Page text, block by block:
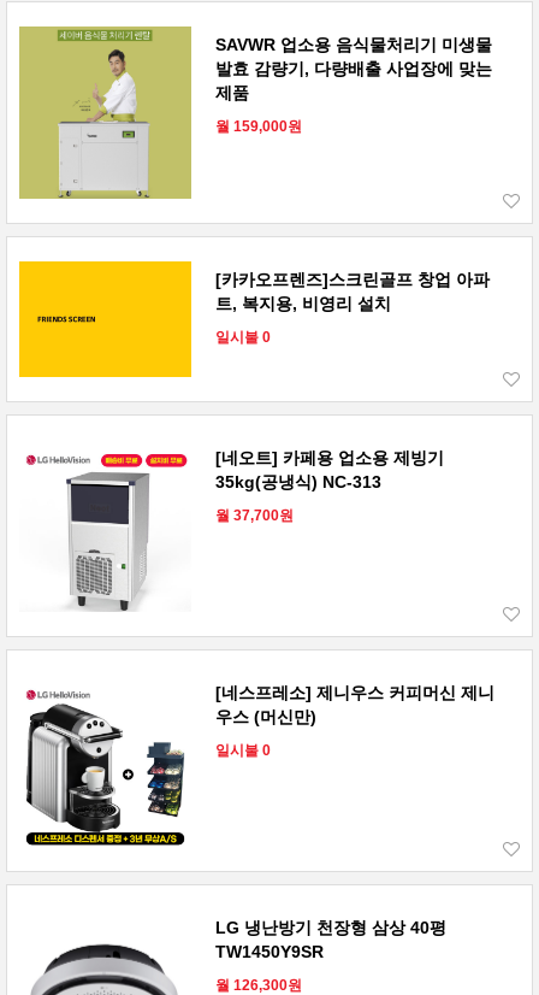
SAVWR 업소용 음식물처리기 미생물
발효 감량기, 다량배출 사업장에 맞는
제품
월 159,000원
[카카오프렌즈]스크린골프 창업 아파
트, 복지용, 비영리 설치
일시불 0
[네오트] 카페용 업소용 제빙기
35kg(공냉식) NC-313
월 37,700원
[네스프레소] 제니우스 커피머신 제니
우스 (머신만)
일시불 0
LG 냉난방기 천장형 삼상 40평
TW1450Y9SR
월 126,300원